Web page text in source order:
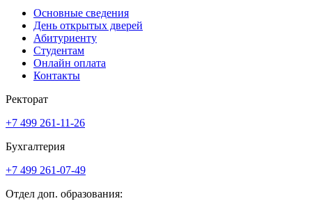
Основные сведения
День открытых дверей
Абитуриенту
Студентам
Онлайн оплата
Контакты
Ректорат
+7 499 261-11-26
Бухгалтерия
+7 499 261-07-49
Отдел доп. образования: